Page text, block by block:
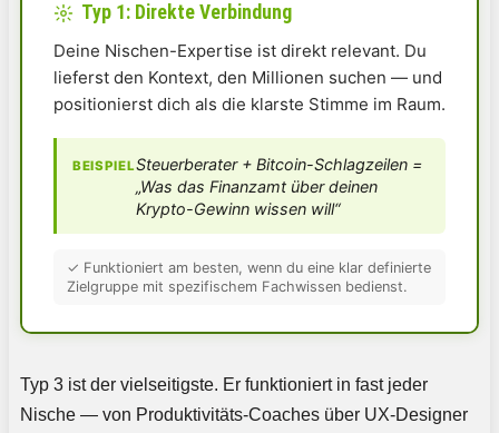
Typ 1: Direkte Verbindung
Deine Nischen-Expertise ist direkt relevant. Du
lieferst den Kontext, den Millionen suchen — und
positionierst dich als die klarste Stimme im Raum.
BEISPIELSteuerberater + Bitcoin-Schlagzeilen =
„Was das Finanzamt über deinen
Krypto-Gewinn wissen will“
✓ Funktioniert am besten, wenn du eine klar definierte
Zielgruppe mit spezifischem Fachwissen bedienst.
Typ 3 ist der vielseitigste. Er funktioniert in fast jeder
Nische — von Produktivitäts-Coaches über UX-Designer